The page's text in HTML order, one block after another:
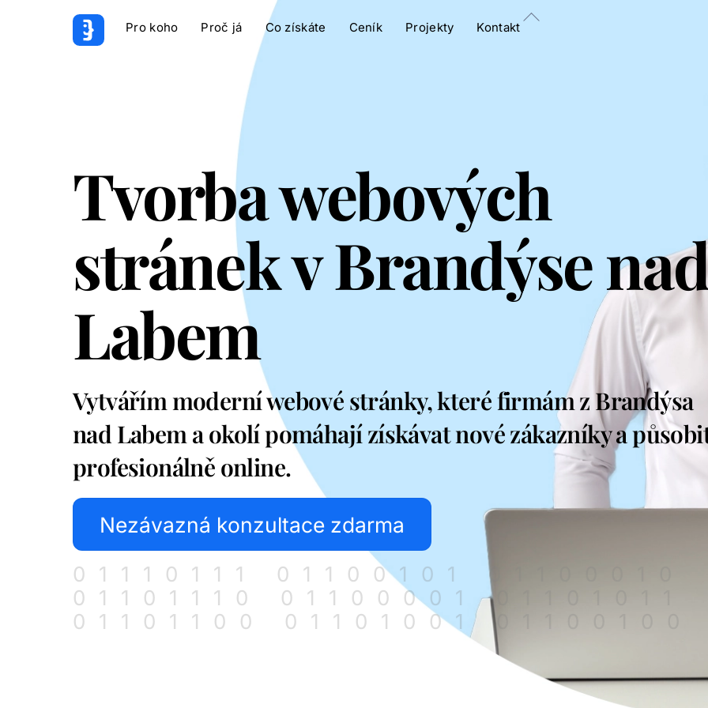
Pro koho Proč já Co získáte Ceník Projekty Kontakt
Tvorba webových
stránek v Brandýse
Labem
Vytvářím moderní webové stránky, které firmám z Brandýsa
nad Labem a okolí pomáhají získávat nové zákazníky a
profesionálně online.
Nezávazná konzultace zdarma
01110111 01100101 01100010
01101110 01100001 01101011
01101100 01101001 01100100
Back